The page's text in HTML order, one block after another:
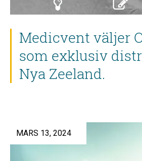
Medicvent väljer
som exklusiv
Nya Zeeland.
MARS 13, 2024